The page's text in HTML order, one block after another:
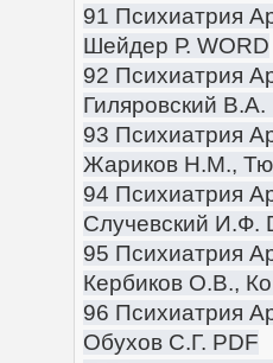
91 Психиатрия
Шейдер Р. WORD
92 Психиатрия
Гиляровский В.А.
93 Психиатрия
Жариков Н.М.,
94 Психиатрия
Случевский И.Ф.
95 Психиатрия
Кербиков О.В.,
96 Психиатрия
Обухов С.Г. PDF